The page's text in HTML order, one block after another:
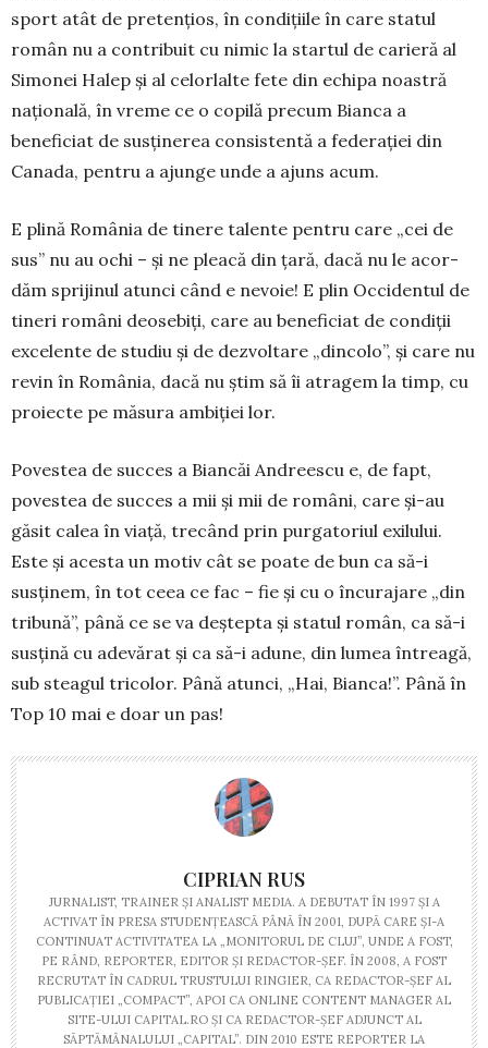
sport atât de pretențios, în condițiile în care statul
român nu a contribuit cu nimic la startul de carieră al
Simonei Halep și al celorlalte fete din echipa noastră
națională, în vreme ce o copilă pre­cum Bianca a
beneficiat de susținerea consistentă a federației din
Canada, pentru a ajunge unde a ajuns acum.
E plină România de tinere talente pentru care „cei de
sus” nu au ochi – și ne pleacă din țară, dacă nu le acor­
dăm sprijinul atunci când e nevoie! E plin Occidentul de
tineri români deo­sebiți, care au beneficiat de condiții
excelente de studiu și de dezvoltare „dincolo”, și care nu
revin în Ro­mâ­nia, dacă nu știm să îi atragem la timp, cu
proiecte pe măsura ambiției lor.
Povestea de succes a Biancăi An­dreescu e, de fapt,
povestea de succes a mii și mii de români, care și-au
găsit calea în viață, trecând prin purgatoriul exilului.
Este și acesta un motiv cât se poa­te de bun ca să-i
susținem, în tot ceea ce fac – fie și cu o încurajare „din
tri­bună”, până ce se va deștepta și sta­tul român, ca să-i
susțină cu ade­vărat și ca să-i adune, din lumea în­trea­gă,
sub steagul tricolor. Până atunci, „Hai, Bi­an­ca!”. Până în
Top 10 mai e doar un pas!
CIPRIAN RUS
JURNALIST, TRAINER ŞI ANALIST MEDIA. A DEBUTAT ÎN 1997 ŞI A
ACTIVAT ÎN PRESA STUDENŢEASCĂ PÂNĂ ÎN 2001, DUPĂ CARE ŞI-A
CONTINUAT ACTIVITATEA LA „MONITORUL DE CLUJ”, UNDE A FOST,
PE RÂND, REPORTER, EDITOR ŞI REDACTOR-ŞEF. ÎN 2008, A FOST
RECRUTAT ÎN CADRUL TRUSTULUI RINGIER, CA REDACTOR-ŞEF AL
PUBLICAŢIEI „COMPACT”, APOI CA ONLINE CONTENT MANAGER AL
SITE-ULUI CAPITAL.RO ŞI CA REDACTOR-ŞEF ADJUNCT AL
SĂPTĂMÂNALULUI „CAPITAL”. DIN 2010 ESTE REPORTER LA